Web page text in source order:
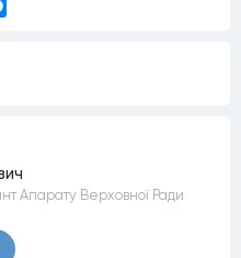
Апарату Верховної Ради